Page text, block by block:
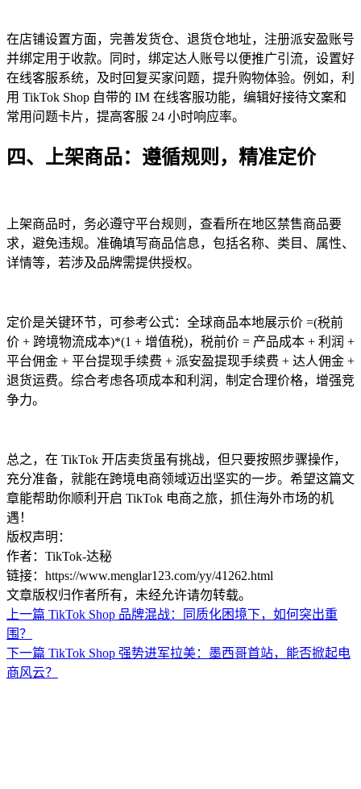
在店铺设置方面，完善发货仓、退货仓地址，注册派安盈账号
并绑定用于收款。同时，绑定达人账号以便推广引流，设置好
在线客服系统，及时回复买家问题，提升购物体验。例如，利
用 TikTok Shop 自带的 IM 在线客服功能，编辑好接待文案和
常用问题卡片，提高客服 24 小时响应率。
四、上架商品：遵循规则，精准定价
上架商品时，务必遵守平台规则，查看所在地区禁售商品要
求，避免违规。准确填写商品信息，包括名称、类目、属性、
详情等，若涉及品牌需提供授权。
定价是关键环节，可参考公式：全球商品本地展示价 =(税前
价 + 跨境物流成本)*(1 + 增值税)，税前价 = 产品成本 + 利润 +
平台佣金 + 平台提现手续费 + 派安盈提现手续费 + 达人佣金 +
退货运费。综合考虑各项成本和利润，制定合理价格，增强竞
争力。
总之，在 TikTok 开店卖货虽有挑战，但只要按照步骤操作，
充分准备，就能在跨境电商领域迈出坚实的一步。希望这篇文
章能帮助你顺利开启 TikTok 电商之旅，抓住海外市场的机
遇！
版权声明：
作者：TikTok-达秘
链接：https://www.menglar123.com/yy/41262.html
文章版权归作者所有，未经允许请勿转载。
上一篇 TikTok Shop 品牌混战：同质化困境下，如何突出重
围？
下一篇 TikTok Shop 强势进军拉美：墨西哥首站，能否掀起电
商风云？